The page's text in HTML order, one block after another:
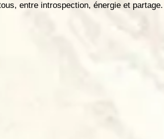
entre introspection, énergie et partage.